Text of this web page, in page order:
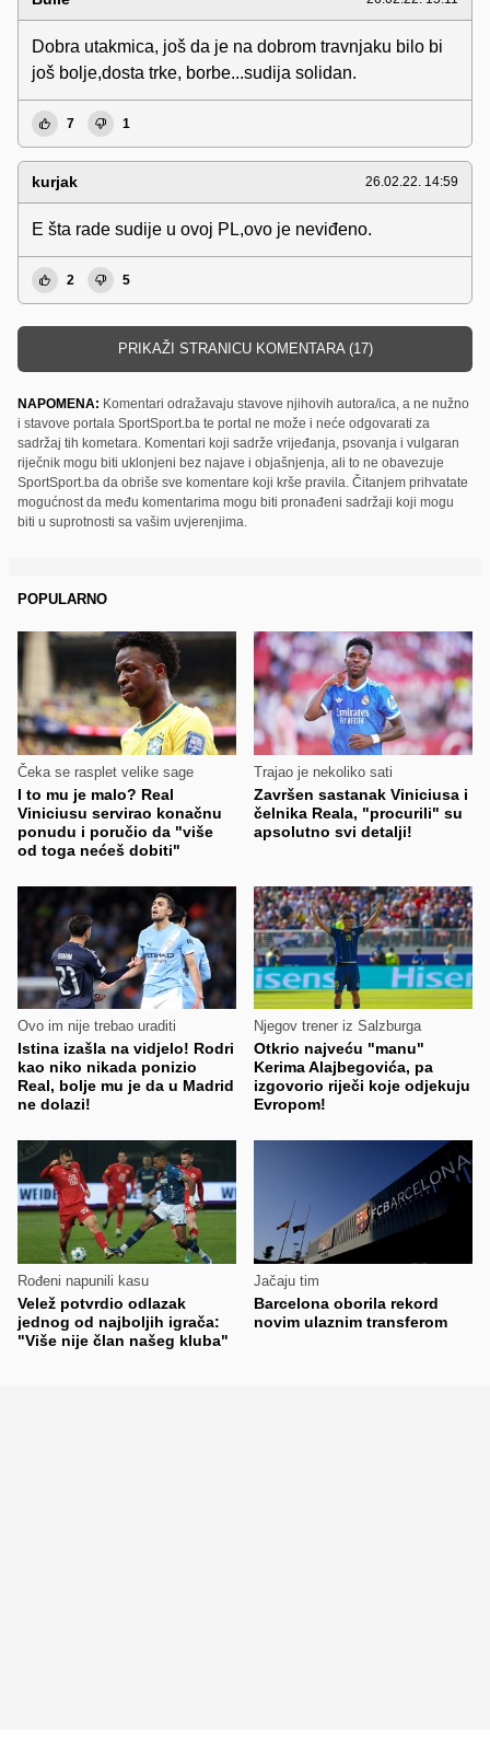
Dobra utakmica, još da je na dobrom travnjaku bilo bi
još bolje,dosta trke, borbe...sudija solidan.
7 1
kurjak 26.02.22. 14:59
E šta rade sudije u ovoj PL,ovo je neviđeno.
2 5
PRIKAŽI STRANICU KOMENTARA (17)
NAPOMENA: Komentari odražavaju stavove njihovih autora/ica, a ne nužno
i stavove portala SportSport.ba te portal ne može i neće odgovarati za
sadržaj tih kometara. Komentari koji sadrže vrijeđanja, psovanja i vulgaran
riječnik mogu biti uklonjeni bez najave i objašnjenja, ali to ne obavezuje
SportSport.ba da obriše sve komentare koji krše pravila. Čitanjem prihvatate
mogućnost da među komentarima mogu biti pronađeni sadržaji koji mogu
biti u suprotnosti sa vašim uvjerenjima.
POPULARNO
Čeka se rasplet velike sage
I to mu je malo? Real
Viniciusu servirao konačnu
ponudu i poručio da "više
od toga nećeš dobiti"
Trajao je nekoliko sati
Završen sastanak Viniciusa i
čelnika Reala, "procurili" su
apsolutno svi detalji!
Ovo im nije trebao uraditi
Istina izašla na vidjelo! Rodri
kao niko nikada ponizio
Real, bolje mu je da u Madrid
ne dolazi!
Njegov trener iz Salzburga
Otkrio najveću "manu"
Kerima Alajbegovića, pa
izgovorio riječi koje odjekuju
Evropom!
Rođeni napunili kasu
Velež potvrdio odlazak
jednog od najboljih igrača:
"Više nije član našeg kluba"
Jačaju tim
Barcelona oborila rekord
novim ulaznim transferom